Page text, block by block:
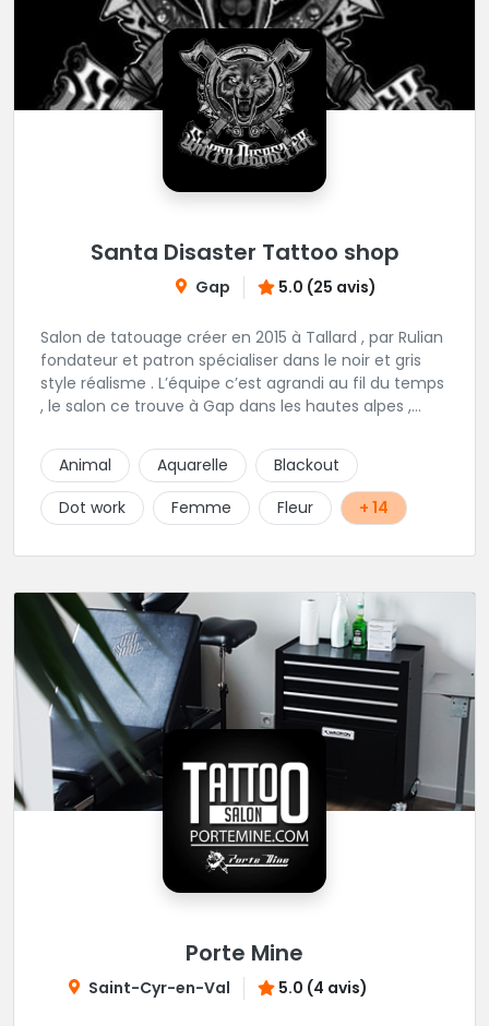
Santa Disaster Tattoo shop
Gap 5.0 (25 avis)
Salon de tatouage créer en 2015 à Tallard , par Rulian
fondateur et patron spécialiser dans le noir et gris
style réalisme . L’équipe c’est agrandi au fil du temps
, le salon ce trouve à Gap dans les hautes alpes ,
distinct et différent , noir et gris , couleur , réalisme ,
trad , neotrad etc
Animal Aquarelle
Blackout
Dot work
Femme Fleur + 14
Porte Mine
Saint-Cyr-en-Val 5.0 (4 avis)